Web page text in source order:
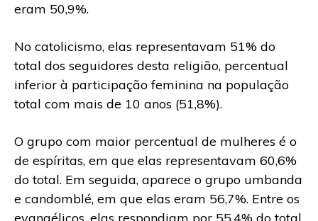
eram 50,9%.
No catolicismo, elas representavam 51% do
total dos seguidores desta religião, percentual
inferior à participação feminina na população
total com mais de 10 anos (51,8%).
O grupo com maior percentual de mulheres é o
de espíritas, em que elas representavam 60,6%
do total. Em seguida, aparece o grupo umbanda
e candomblé, em que elas eram 56,7%. Entre os